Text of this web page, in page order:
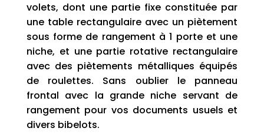
volets, dont une partie fixe constituée par
une table rectangulaire avec un piètement
sous forme de rangement à 1 porte et une
niche, et une partie rotative rectangulaire
avec des piètements métalliques équipés
de roulettes. Sans oublier le panneau
frontal avec la grande niche servant de
rangement pour vos documents usuels et
divers bibelots.